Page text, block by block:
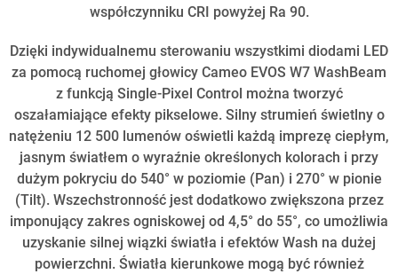
współczynniku CRI powyżej Ra 90.
Dzięki indywidualnemu sterowaniu wszystkimi diodami LED
za pomocą ruchomej głowicy Cameo EVOS W7 WashBeam
z funkcją Single-Pixel Control można tworzyć
oszałamiające efekty pikselowe. Silny strumień świetlny o
natężeniu 12 500 lumenów oświetli każdą imprezę ciepłym,
jasnym światłem o wyraźnie określonych kolorach i przy
dużym pokryciu do 540° w poziomie (Pan) i 270° w pionie
(Tilt). Wszechstronność jest dodatkowo zwiększona przez
imponujący zakres ogniskowej od 4,5° do 55°, co umożliwia
uzyskanie silnej wiązki światła i efektów Wash na dużej
powierzchni. Światła kierunkowe mogą być również